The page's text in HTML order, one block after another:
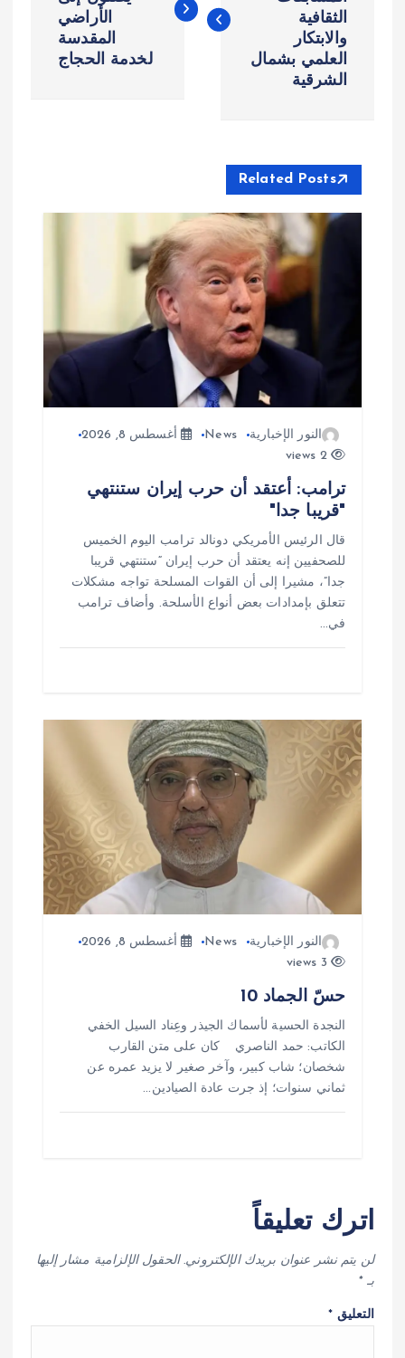
م
الثقافية
والابتكار
العلمي بشمال
الشرقية
الأراضي
المقدسة
لخدمة الحجاج
Related Posts
النور الإخبارية News
أغسطس 8, 2026
2 views
ترامب: أعتقد أن حرب إيران ستنتهي
"قريبا جدا"
قال الرئيس الأمريكي دونالد ترامب اليوم الخميس
للصحفيين إنه يعتقد أن حرب إيران “ستنتهي قريبا
جدا”، مشيرا إلى أن القوات المسلحة تواجه مشكلات
تتعلق بإمدادات بعض أنواع الأسلحة. وأضاف ترامب
في…
النور الإخبارية News
أغسطس 8, 2026
3 views
حسّ الجماد 10
النجدة الحسية لأسماك الجيذر وعِناد السيل الخفي
الكاتب: حمد الناصري كان على متن القارب
شخصان؛ شاب كبير، وآخر صغير لا يزيد عمره عن
ثماني سنوات؛ إذ جرت عادة الصيادين…
اترك تعليقاً
لن يتم نشر عنوان بريدك الإلكتروني. الحقول الإلزامية مشار إليها
بـ*
التعليق*